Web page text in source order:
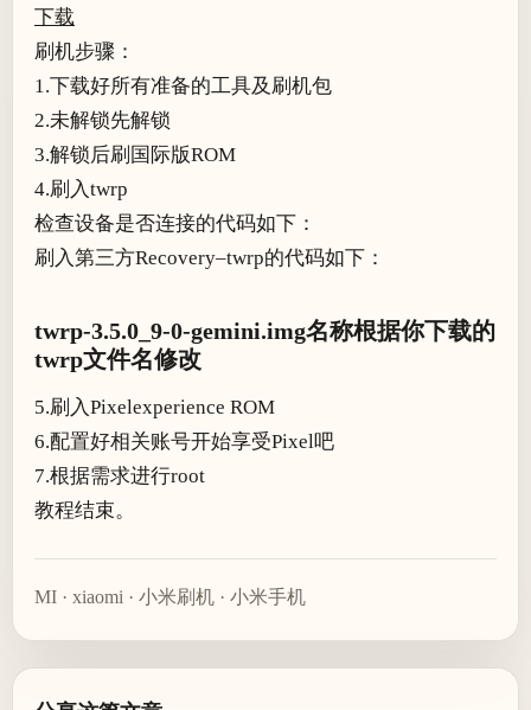
下载
刷机步骤：
1.下载好所有准备的工具及刷机包
2.未解锁先解锁
3.解锁后刷国际版ROM
4.刷入twrp
检查设备是否连接的代码如下：
刷入第三方Recovery–twrp的代码如下：
twrp-3.5.0_9-0-gemini.img名称根据你下载的
twrp文件名修改
5.刷入Pixelexperience ROM
6.配置好相关账号开始享受Pixel吧
7.根据需求进行root
教程结束。
MI · xiaomi · 小米刷机 · 小米手机